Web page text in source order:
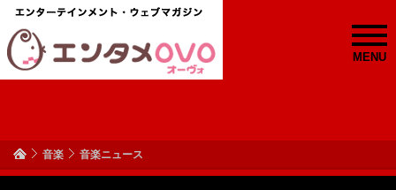
MENU
音楽 音楽ニュース